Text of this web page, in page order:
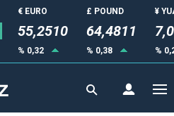
€ EURO
55,2510
% 0,32
£ POUND
64,4811
% 0,38
¥
%